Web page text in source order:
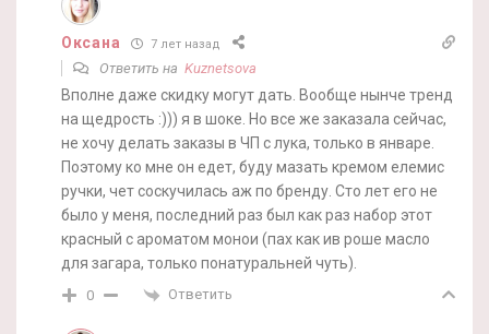
Оксана 7 лет назад
Ответить на Kuznetsova
Вполне даже скидку могут дать. Вообще нынче тренд
на щедрость :))) я в шоке. Но все же заказала сейчас,
не хочу делать заказы в ЧП с лука, только в январе.
Поэтому ко мне он едет, буду мазать кремом елемис
ручки, чет соскучилась аж по бренду. Сто лет его не
было у меня, последний раз был как раз набор этот
красный с ароматом монои (пах как ив роше масло
для загара, только понатуральней чуть).
0 Ответить